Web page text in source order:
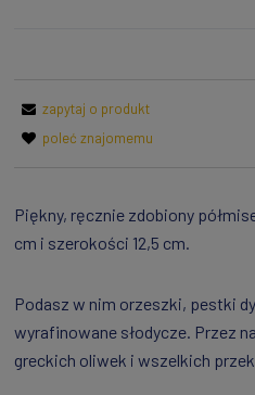
zapytaj o produkt
poleć znajomemu
Piękny, ręcznie zdobiony
cm i szerokości 12,5 cm.
Podasz w nim orzeszki, pestki
wyrafinowane słodycze. Przez
greckich oliwek i wszelkich